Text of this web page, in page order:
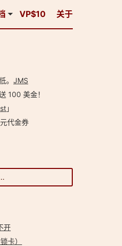
VP$10 关于
。️ JMS
100 美金！
」
代金券
开
卡）